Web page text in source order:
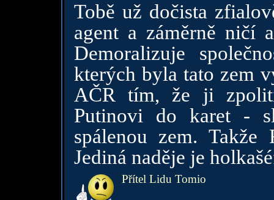
Tobě už dočista
agent a záměrně ničí
Demoralizuje
kterých byla tato zem
AČR tím, že ji
Putinovi do karet -
spálenou zem.
Jediná naděje je
Přítel Lidu Tomio